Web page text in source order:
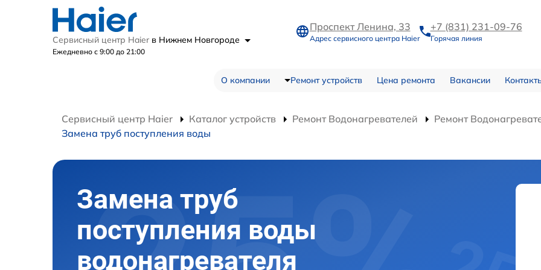
Сервисный центр Haier в Нижнем Новгороде
Ежедневно с 9:00 до 21:00
Проспект Ленина, 33
Адрес сервисного центра Haier
+7 (831) 231-09-76
Горячая линия
О компании Ремонт устройств Цена ремонта Вакансии
Сервисный центр Haier Каталог устройств Ремонт Водонагревателей
Ремонт
Замена труб поступления воды
Замена труб
поступления воды
водонагревателя